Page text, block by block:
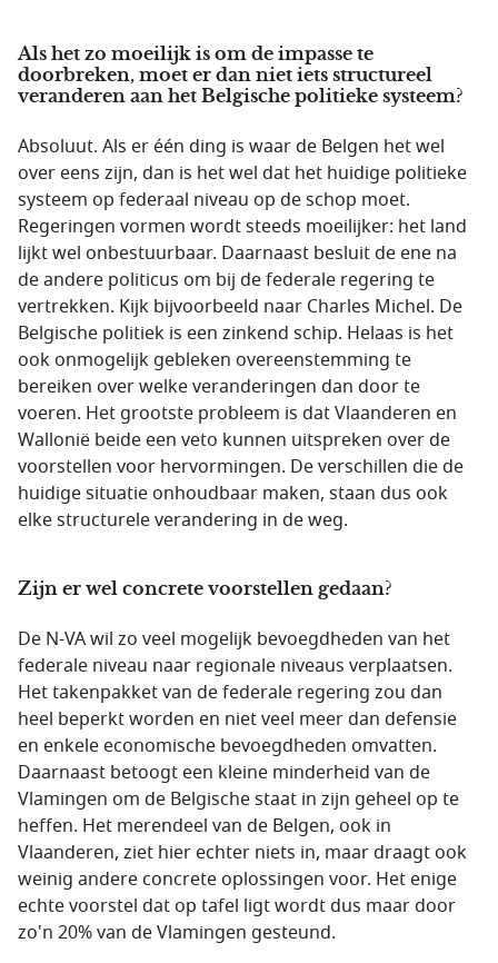
Als het zo moeilijk is om de impasse te
doorbreken, moet er dan niet iets structureel
veranderen aan het Belgische politieke systeem?
Absoluut. Als er één ding is waar de Belgen het wel
over eens zijn, dan is het wel dat het huidige politieke
systeem op federaal niveau op de schop moet.
Regeringen vormen wordt steeds moeilijker: het land
lijkt wel onbestuurbaar. Daarnaast besluit de ene na
de andere politicus om bij de federale regering te
vertrekken. Kijk bijvoorbeeld naar Charles Michel. De
Belgische politiek is een zinkend schip. Helaas is het
ook onmogelijk gebleken overeenstemming te
bereiken over welke veranderingen dan door te
voeren. Het grootste probleem is dat Vlaanderen en
Wallonië beide een veto kunnen uitspreken over de
voorstellen voor hervormingen. De verschillen die de
huidige situatie onhoudbaar maken, staan dus ook
elke structurele verandering in de weg.
Zijn er wel concrete voorstellen gedaan?
De N-VA wil zo veel mogelijk bevoegdheden van het
federale niveau naar regionale niveaus verplaatsen.
Het takenpakket van de federale regering zou dan
heel beperkt worden en niet veel meer dan defensie
en enkele economische bevoegdheden omvatten.
Daarnaast betoogt een kleine minderheid van de
Vlamingen om de Belgische staat in zijn geheel op te
heffen. Het merendeel van de Belgen, ook in
Vlaanderen, ziet hier echter niets in, maar draagt ook
weinig andere concrete oplossingen voor. Het enige
echte voorstel dat op tafel ligt wordt dus maar door
zo'n 20% van de Vlamingen gesteund.